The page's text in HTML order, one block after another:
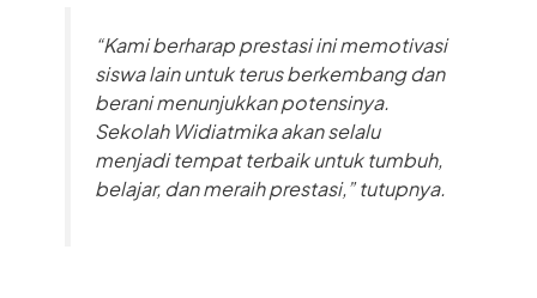
“Kami berharap prestasi ini memotivasi
siswa lain untuk terus berkembang dan
berani menunjukkan potensinya.
Sekolah Widiatmika akan selalu
menjadi tempat terbaik untuk tumbuh,
belajar, dan meraih prestasi,” tutupnya.